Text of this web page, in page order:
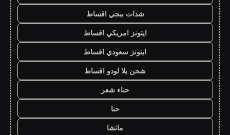
شدات ببجي اقساط
ايتونز امريكي اقساط
ايتونز سعودي اقساط
شحن يلا لودو اقساط
حناء شعر
حنا
ماتشا